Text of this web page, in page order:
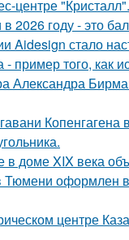
центре "Кристалл".
2026 году - это
Aidesign стало
- пример того, как
Александра
в доме XIX века
Тюмени оформлен
центре